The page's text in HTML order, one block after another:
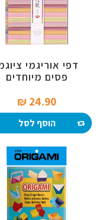
דפי אוריגמי
פסים מיוחדים
24.90 ₪‎
הוסף לסל